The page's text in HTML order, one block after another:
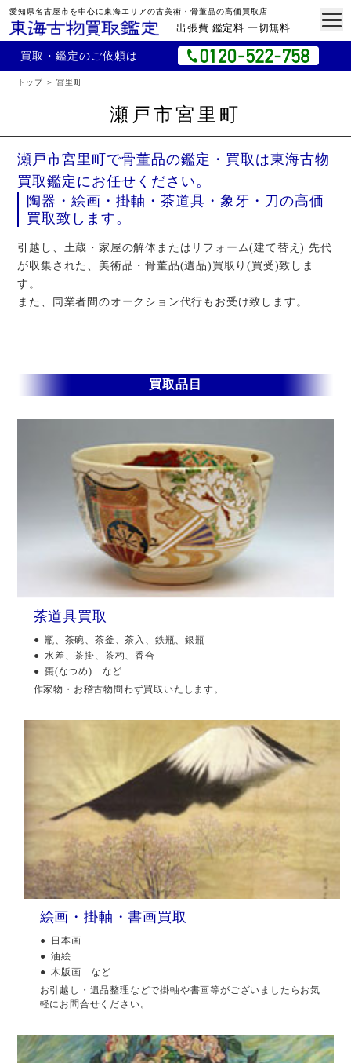
愛知県名古屋市を中心に東海エリアの古美術・骨董品の高価買取店
出張費 鑑定料 一切無料
買取・鑑定のご依頼は
トップ 宮里町
瀬戸市宮里町
瀬戸市宮里町で骨董品の鑑定・買取は東海古物
買取鑑定にお任せください。
陶器・絵画・掛軸・茶道具・象牙・刀の高価
買取致します。
引越し、土蔵・家屋の解体またはリフォーム(建て替え) 先代
が収集された、美術品・骨董品(遺品)買取り(買受)致しま
す。
また、同業者間のオークション代行もお受け致します。
買取品目
茶道具買取
瓶、茶碗、茶釜、茶入、鉄瓶、銀瓶
水差、茶掛、茶杓、香合
棗(なつめ) など
作家物・お稽古物問わず買取いたします。
絵画・掛軸・書画買取
日本画
油絵
木版画 など
お引越し・遺品整理などで掛軸や書画等がございましたらお気
軽にお問合せください。